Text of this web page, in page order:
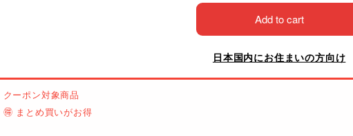
Add to cart
日本国内にお住まいの方向け
クーポン対象商品
🉐 まとめ買いがお得